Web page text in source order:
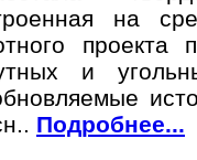
на
проекта
и
Подробнее...